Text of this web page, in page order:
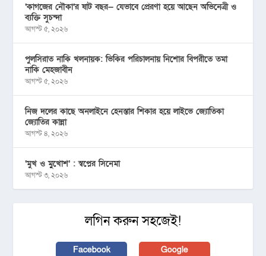
‘কাগজের নৌকা’র ষাট বছর— যেভাবে প্রেরণা হয়ে আছেন অভিনেত্রী ও
ব্যক্তি সুচন্দা
আগস্ট ৫, ২০২৬
পুলসিরাত নাকি খলনায়ক: ভিকির পরিচালনায় নিশোর বিপরীতে তমা
নাকি মেহজাবীন
আগস্ট ৫, ২০২৬
নিজ দলের কাছে অনলাইনে হেনস্তার শিকার হয়ে লাইভে জ্যোতিকা
জ্যোতির কান্না
আগস্ট ৪, ২০২৬
‘মুখ ও মু্খোশ’ : স্বপ্নের সিনেমা
আগস্ট ৩, ২০২৬
লগিন করুন সহজেই!
Facebook Google